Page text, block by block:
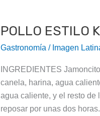
POLLO ESTILO
Gastronomía / Imagen
INGREDIENTES
canela, harina, agua
agua caliente, y el resto de
reposar por unas dos
KENTUKY